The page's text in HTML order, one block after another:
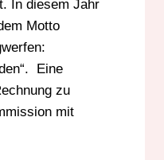
In diesem Jahr
Motto
Eine
zu
mit